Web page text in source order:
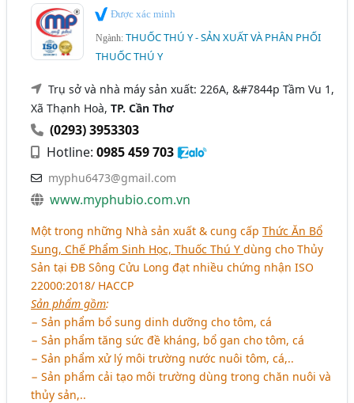
Được xác minh
Ngành:THUỐC THÚ Y - SẢN XUẤT VÀ PHÂN PHỐI
THUỐC THÚ Y
Trụ sở và nhà máy sản xuất: 226A, &#7844p Tầm Vu 1,
Xã Thạnh Hoà,TP. Cần Thơ
(0293) 3953303
Hotline:0985 459 703
myphu6473@gmail.com
www.myphubio.com.vn
Một trong những Nhà sản xuất & cung cấpThức Ăn Bổ
Sung, Chế Phẩm Sinh Học, Thuốc Thú Ydùng cho Thủy
Sản tại ĐB Sông Cửu Long đạt nhiều chứng nhận ISO
22000:2018/ HACCP
Sản phẩm gồm:
− Sản phẩm bổ sung dinh dưỡng cho tôm, cá
− Sản phẩm tăng sức đề kháng, bổ gan cho tôm, cá
− Sản phẩm xử lý môi trường nước nuôi tôm, cá,..
− Sản phẩm cải tạo môi trường dùng trong chăn nuôi và
thủy sản,..